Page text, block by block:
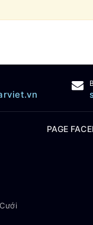
PAGE